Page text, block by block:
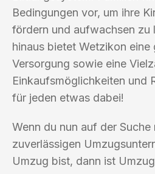
Bedingungen vor, um ihre
fördern und aufwachsen zu
hinaus bietet Wetzikon eine
Versorgung sowie eine
Einkaufsmöglichkeiten und
für jeden etwas dabei!
Wenn du nun auf der Suche
zuverlässigen
Umzug bist, dann ist